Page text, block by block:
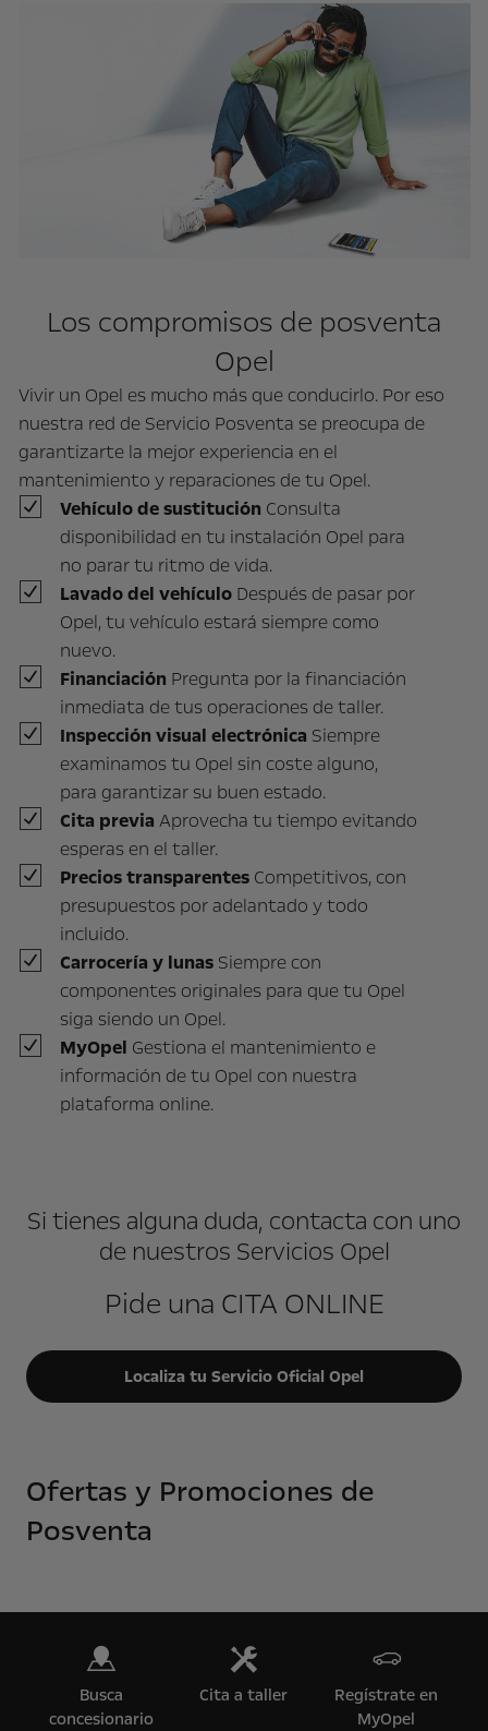
Los compromisos de posventa
Opel
Vivir un Opel es mucho más que conducirlo. Por eso
nuestra red de Servicio Posventa se preocupa de
garantizarte la mejor experiencia en el
mantenimiento y reparaciones de tu Opel.
Vehículo de sustitución Consulta
disponibilidad en tu instalación Opel para
no parar tu ritmo de vida.
Lavado del vehículo Después de pasar por
Opel, tu vehículo estará siempre como
nuevo.
Financiación Pregunta por la financiación
inmediata de tus operaciones de taller.
Inspección visual electrónica Siempre
examinamos tu Opel sin coste alguno,
para garantizar su buen estado.
Cita previa Aprovecha tu tiempo evitando
esperas en el taller.
Precios transparentes Competitivos, con
presupuestos por adelantado y todo
incluido.
Carrocería y lunas Siempre con
componentes originales para que tu Opel
siga siendo un Opel.
MyOpel Gestiona el mantenimiento e
información de tu Opel con nuestra
plataforma online.
Si tienes alguna duda, contacta con uno
de nuestros Servicios Opel
Pide una CITA ONLINE
Localiza tu Servicio Oficial Opel
Ofertas y Promociones de
Posventa
Busca
concesionario
Cita a taller
Regístrate en
MyOpel